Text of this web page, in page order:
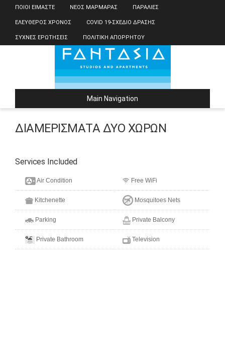
ΠΟΙΟΙ ΕΊΜΑΣΤΕ ΝΈΟΣ ΜΑΡΜΑΡΆΣ ΠΑΡΑΛΊΕΣ
ΕΛΕΎΘΕΡΟΣ ΧΡΌΝΟΣ COVID 19-ΣΧΈΔΙΟ ΔΡΆΣΗΣ
ΣΥΧΝΈΣ ΕΡΩΤΉΣΕΙΣ ΠΟΛΙΤΙΚΉ ΑΠΟΡΡΉΤΟΥ
Main Navigation
ΔΙΑΜΕΡΊΣΜΑΤΑ ΔΎΟ ΧΏΡΩΝ
Services Included
Air Condition Free WiFi
Kitchenette Mosquitoes Nets
Parking Private Balcony
Private Bathroom Television